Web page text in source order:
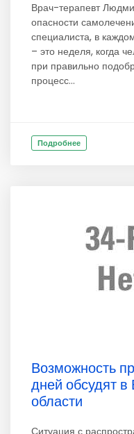
Врач-терапевт
опасности
специалиста, в
– это неделя, когда
при правильно
процесс...
Подробнее
Возможность
дней обсудят в
области
Ситуация с